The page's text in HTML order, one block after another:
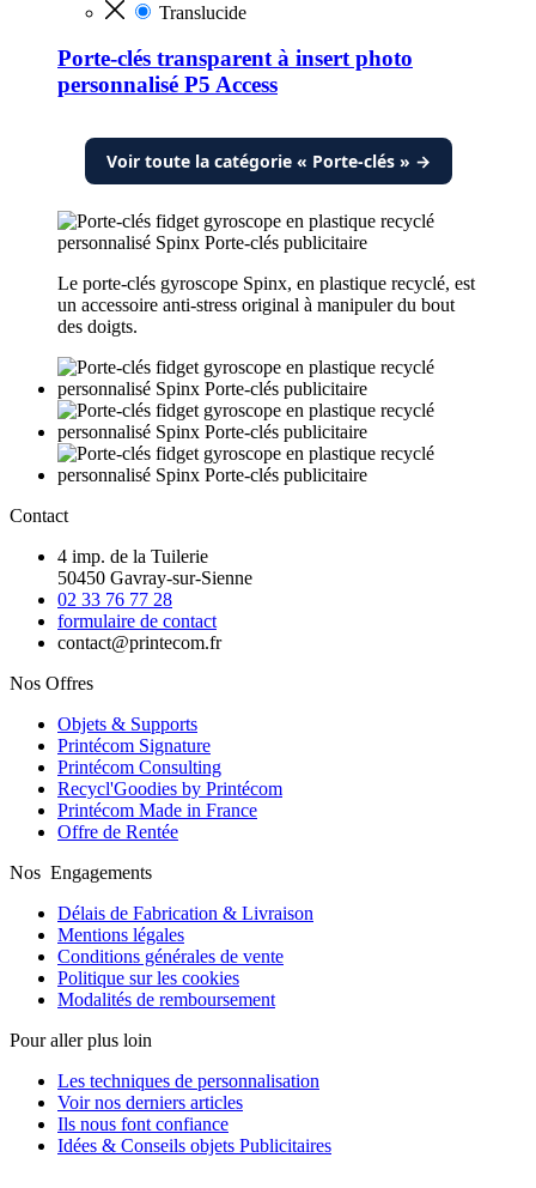
Translucide
Porte-clés transparent à insert photo
personnalisé P5 Access
Voir toute la catégorie « Porte-clés » →
Le porte-clés gyroscope Spinx, en plastique recyclé, est
un accessoire anti-stress original à manipuler du bout
des doigts.
Contact
4 imp. de la Tuilerie
50450 Gavray-sur-Sienne
02 33 76 77 28
formulaire de contact
contact@printecom.fr
Nos Offres
Objets & Supports
Printécom Signature
Printécom Consulting
Recycl'Goodies by Printécom
Printécom Made in France
Offre de Rentée
Nos Engagements
Délais de Fabrication & Livraison
Mentions légales
Conditions générales de vente
Politique sur les cookies
Modalités de remboursement
Pour aller plus loin
Les techniques de personnalisation
Voir nos derniers articles
Ils nous font confiance
Idées & Conseils objets Publicitaires